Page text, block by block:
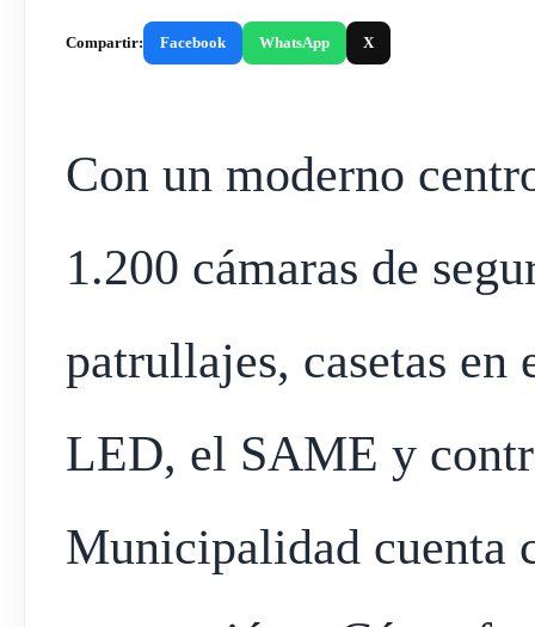
Compartir: Facebook WhatsApp X
Con un moderno
1.200 cámaras de
patrullajes, casetas
LED, el SAME y
Municipalidad cuenta